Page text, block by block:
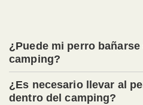
¿Puede mi perro bañarse
camping?
¿Es necesario llevar al
dentro del camping?